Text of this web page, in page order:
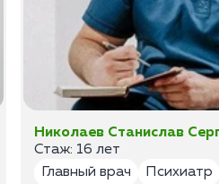
Николаев Станислав
Стаж: 16 лет
Главный врач
Психиатр